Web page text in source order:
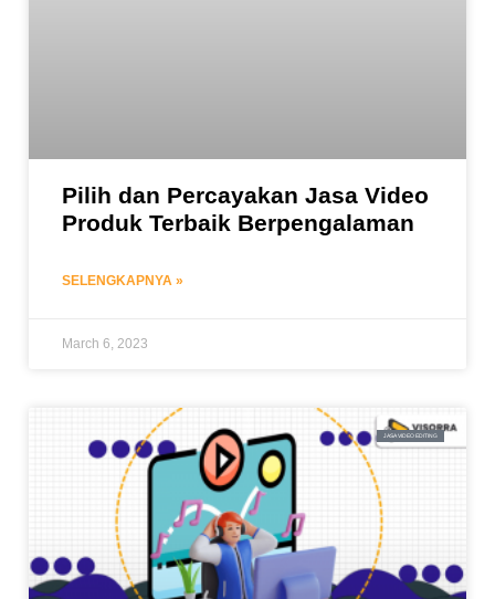
Pilih dan Percayakan Jasa Video
Produk Terbaik Berpengalaman
SELENGKAPNYA »
March 6, 2023
JASA VIDEO EDITING